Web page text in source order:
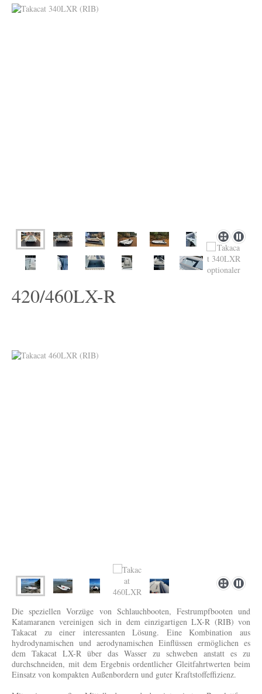
420/460LX-R
Die speziellen Vorzüge von Schlauchbooten, Festrumpfbooten und
Katamaranen vereinigen sich in dem einzigartigen LX-R (RIB) von
Takacat zu einer interessanten Lösung. Eine Kombination aus
hydrodynamischen und aerodynamischen Einflüssen ermöglichen es
dem Takacat LX-R über das Wasser zu schweben anstatt es zu
durchschneiden, mit dem Ergebnis ordentlicher Gleitfahrtwerten beim
Einsatz von kompakten Außenbordern und guter Kraftstoffeffizienz.